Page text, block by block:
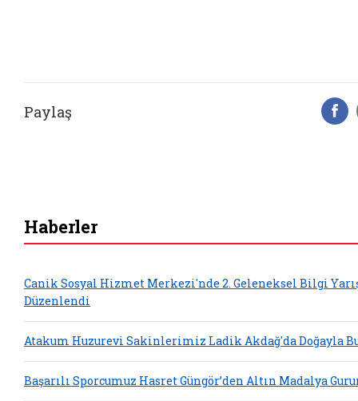
Paylaş
Haberler
Canik Sosyal Hizmet Merkezi'nde 2. Geleneksel Bilgi
Düzenlendi
Atakum Huzurevi Sakinlerimiz Ladik Akdağ'da Doğayla
Başarılı Sporcumuz Hasret Güngör’den Altın Madalya